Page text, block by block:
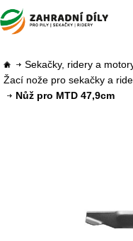
Sekačky, ridery a
Žací nože pro sekačky a
Nůž pro MTD 47,9cm